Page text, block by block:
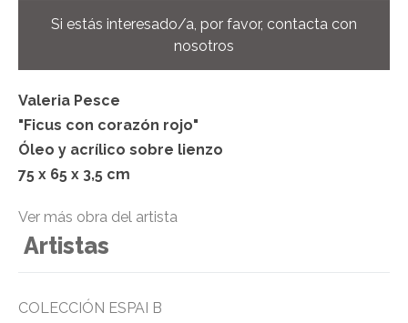
Artistas
COLECCIÓN ESPAI B
Si estás interesado/a, por favor, contacta con
nosotros
Valeria Pesce
"Ficus con corazón rojo"
Óleo y acrílico sobre lienzo
75 x 65 x 3,5 cm
Ver más obra del artista